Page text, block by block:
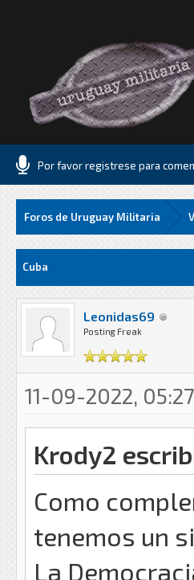
Por favor registrese para
Foros de Uruguay Militaria
Cuba
Leonidas69
Posting Freak
11-09-2022,
Krody2
Como
tenemos un
La